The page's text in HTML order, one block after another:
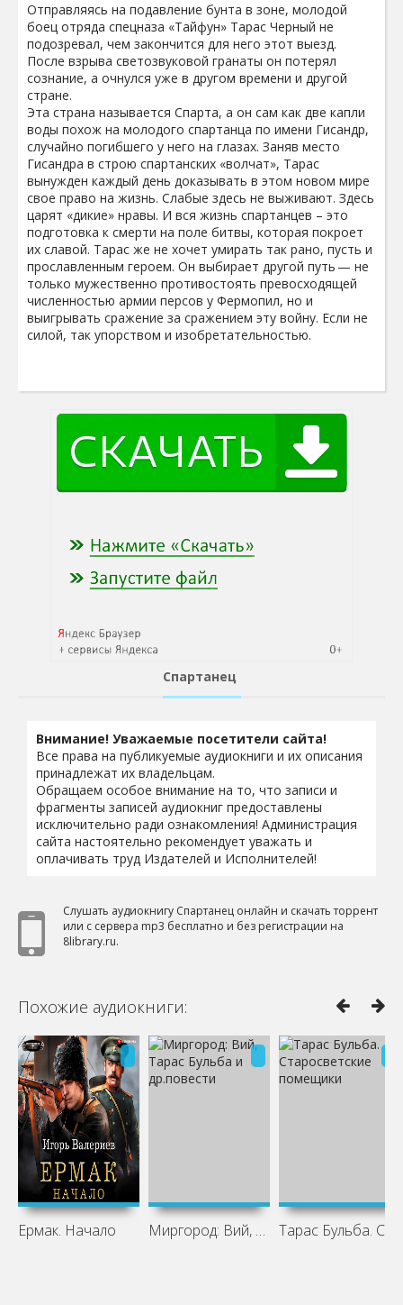
Отправляясь на подавление бунта в зоне, молодой
боец отряда спецназа «Тайфун» Тарас Черный не
подозревал, чем закончится для него этот выезд.
После взрыва светозвуковой гранаты он потерял
сознание, а очнулся уже в другом времени и другой
стране.
Эта страна называется Спарта, а он сам как две капли
воды похож на молодого спартанца по имени Гисандр,
случайно погибшего у него на глазах. Заняв место
Гисандра в строю спартанских «волчат», Тарас
вынужден каждый день доказывать в этом новом мире
свое право на жизнь. Слабые здесь не выживают. Здесь
царят «дикие» нравы. И вся жизнь спартанцев – это
подготовка к смерти на поле битвы, которая покроет
их славой. Тарас же не хочет умирать так рано, пусть и
прославленным героем. Он выбирает другой путь — не
только мужественно противостоять превосходящей
численностью армии персов у Фермопил, но и
выигрывать сражение за сражением эту войну. Если не
силой, так упорством и изобретательностью.
Спартанец
Внимание! Уважаемые посетители сайта!
Все права на публикуемые аудиокниги и их описания
принадлежат их владельцам.
Обращаем особое внимание на то, что записи и
фрагменты записей аудиокниг предоставлены
исключительно ради ознакомления! Администрация
сайта настоятельно рекомендует уважать и
оплачивать труд Издателей и Исполнителей!
Слушать аудиокнигу Спартанец онлайн и скачать торрент
или с сервера mp3 бесплатно и без регистрации на
8library.ru.
Похожие аудиокниги:
Ермак. Начало Миргород: Вий, Тарас Бульба и др.повести